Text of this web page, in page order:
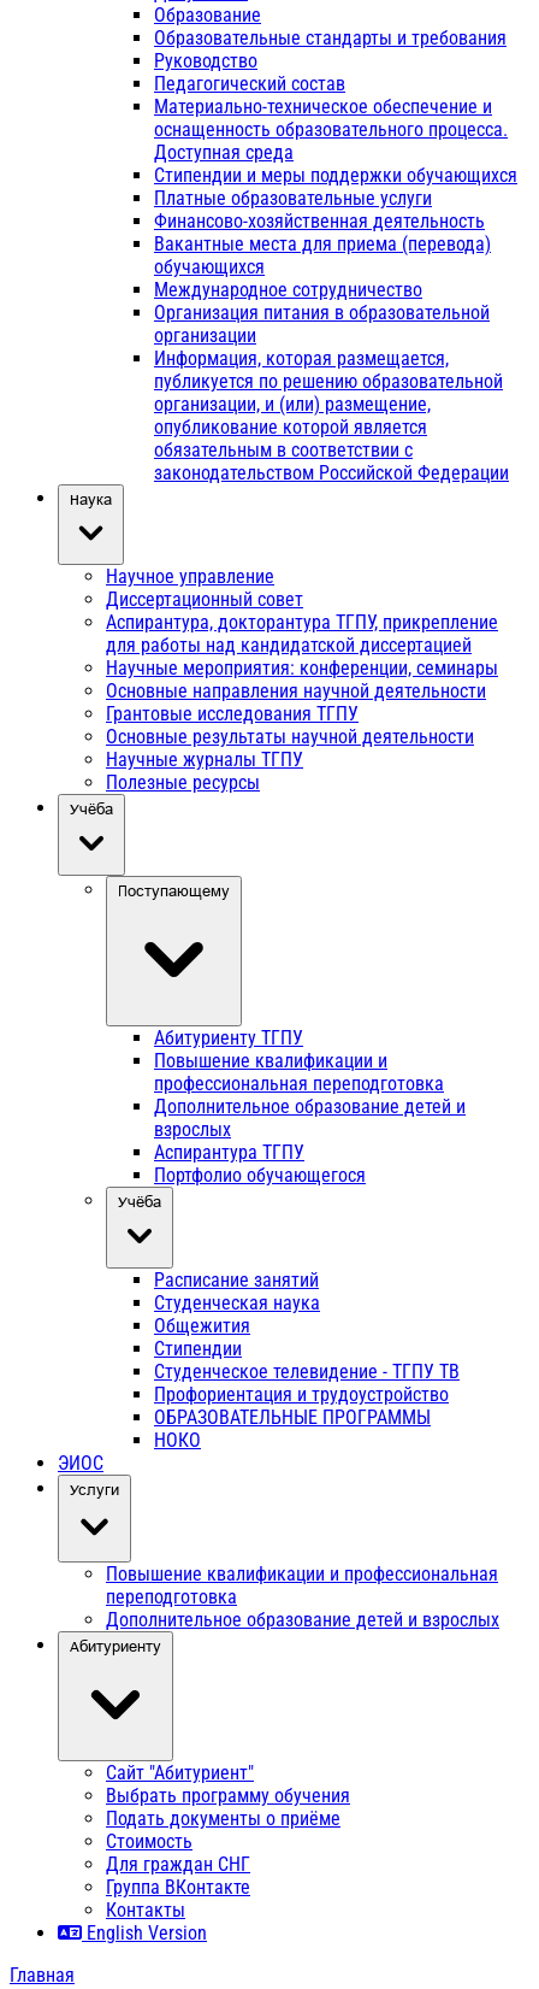
Образование
Образовательные стандарты и требования
Руководство
Педагогический состав
Материально-техническое обеспечение и
оснащенность образовательного процесса.
Доступная среда
Стипендии и меры поддержки обучающихся
Платные образовательные услуги
Финансово-хозяйственная деятельность
Вакантные места для приема (перевода)
обучающихся
Международное сотрудничество
Организация питания в образовательной
организации
Информация, которая размещается,
публикуется по решению образовательной
организации, и (или) размещение,
опубликование которой является
обязательным в соответствии с
законодательством Российской Федерации
Наука
Научное управление
Диссертационный совет
Аспирантура, докторантура ТГПУ, прикрепление
для работы над кандидатской диссертацией
Научные мероприятия: конференции, семинары
Основные направления научной деятельности
Грантовые исследования ТГПУ
Основные результаты научной деятельности
Научные журналы ТГПУ
Полезные ресурсы
Учёба
Поступающему
Абитуриенту ТГПУ
Повышение квалификации и
профессиональная переподготовка
Дополнительное образование детей и
взрослых
Аспирантура ТГПУ
Портфолио обучающегося
Учёба
Расписание занятий
Студенческая наука
Общежития
Стипендии
Студенческое телевидение - ТГПУ ТВ
Профориентация и трудоустройство
ОБРАЗОВАТЕЛЬНЫЕ ПРОГРАММЫ
НОКО
ЭИОС
Услуги
Повышение квалификации и профессиональная
переподготовка
Дополнительное образование детей и взрослых
Абитуриенту
Сайт "Абитуриент"
Выбрать программу обучения
Подать документы о приёме
Стоимость
Для граждан СНГ
Группа ВКонтакте
Контакты
English Version
Главная